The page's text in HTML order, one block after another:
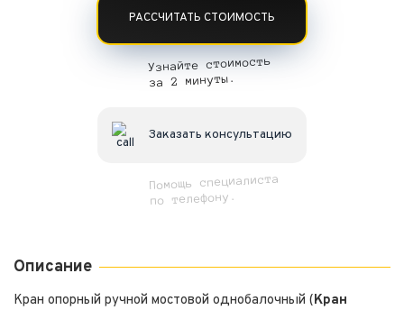
РАССЧИТАТЬ СТОИМОСТЬ
Узнайте стоимость
за 2 минуты.
Заказать консультацию
Помощь специалиста
по телефону.
Описание
Кран опорный ручной мостовой однобалочный (Кран